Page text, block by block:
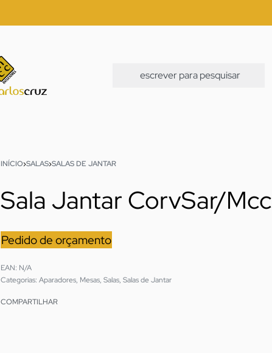
INÍCIO›SALAS›SALAS DE JANTAR
Sala Jantar CorvSar/Mcc
Pedido de orçamento
EAN: N/A
Categorias: Aparadores, Mesas, Salas, Salas de Jantar
COMPARTILHAR